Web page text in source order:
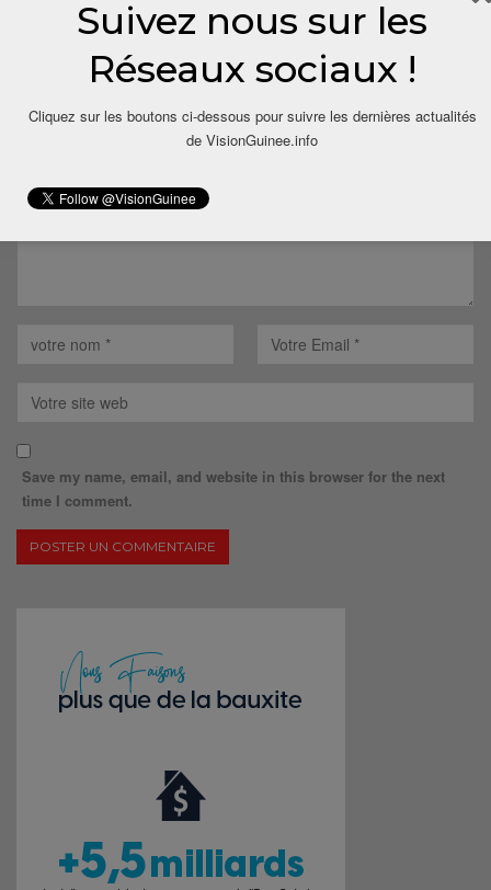
LAISSER UN COMMENTAIRE
Save my name, email, and website in this browser for the next
time I comment.
Suivez nous sur les
Réseaux sociaux !
Cliquez sur les boutons ci-dessous pour suivre les dernières actualités
de VisionGuinee.info